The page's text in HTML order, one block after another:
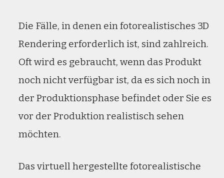
Die Fälle, in denen ein fotorealistisches 3D
Rendering erforderlich ist, sind zahlreich.
Oft wird es gebraucht, wenn das Produkt
noch nicht verfügbar ist, da es sich noch in
der Produktionsphase befindet oder Sie es
vor der Produktion realistisch sehen
möchten.
Das virtuell hergestellte fotorealistische